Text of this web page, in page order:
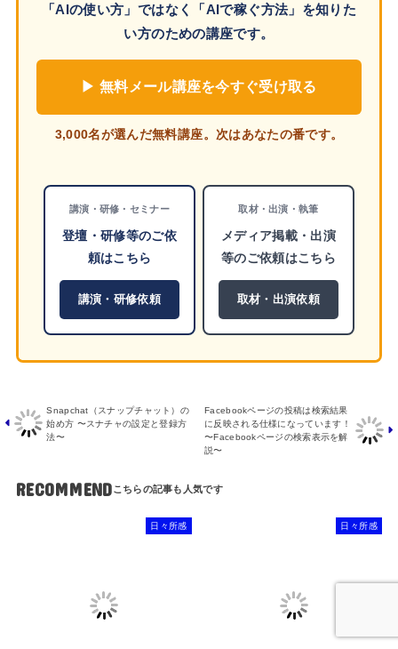
「AIの使い方」ではなく「AIで稼ぐ方法」を知りた
い方のための講座です。
▶ 無料メール講座を今すぐ受け取る
3,000名が選んだ無料講座。次はあなたの番です。
講演・研修・セミナー
登壇・研修等のご依
頼はこちら
講演・研修依頼
取材・出演・執筆
メディア掲載・出演
等のご依頼はこちら
取材・出演依頼
Snapchat（スナップチャット）の
始め方 〜スナチャの設定と登録方
法〜
Facebookページの投稿は検索結果
に反映される仕様になっています！
〜Facebookページの検索表示を解
説〜
RECOMMEND
日々所感 日々所感